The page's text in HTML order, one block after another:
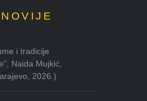
i tradicije
Naida Mujkić,
2026.)